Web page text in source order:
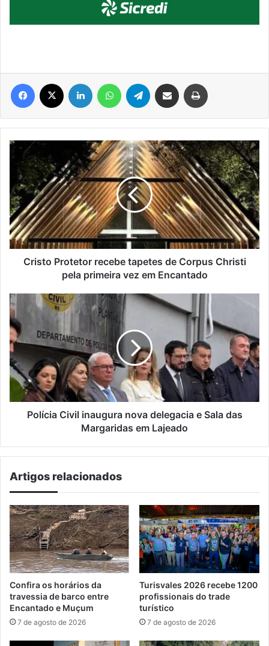
Facebook Linkedin WhatsAppTelegram Compartilhar via e-mail
Cristo
Protetor
recebe
tapetes
de
Corpus
Christi
pela
primeira
Cristo Protetor recebe tapetes de Corpus Christi
pela primeira vez em Encantado
Polícia
Civil
inaugura
nova
delegacia
e
Sala
das
Margaridas
Polícia Civil inaugura nova delegacia e Sala das
Margaridas em Lajeado
Artigos relacionados
Confira os horários da
travessia de barco entre
Encantado e Muçum
7 de agosto de 2026
Turisvales 2026 recebe 1200
profissionais do trade
turístico
7 de agosto de 2026